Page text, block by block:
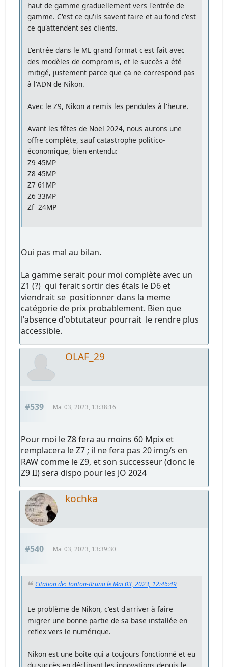
haut de gamme graduellement vers l'entrée de
gamme. C'est ce qu'ils savent faire et au fond c'est
ce qu'attendent ses clients.
L'entrée dans le ML grand format c'est fait avec
des modèles de compromis, et le succès a été
mitigé, justement parce que ça ne correspond pas
à l'ADN de Nikon.
Avec le Z9, Nikon a remis les pendules à l'heure.
Avant les fêtes de Noël 2024, nous aurons une
offre complète, sauf catastrophe politico-
économique, bien entendu:
Z9 45MP
Z8 45MP
Z7 61MP
Z6 33MP
Zf 24MP
Oui pas mal au bilan.
La gamme serait pour moi complète avec un
Z1 (?) qui ferait sortir des étals le D6 et
viendrait se positionner dans la meme
catégorie de prix probablement. Bien que
l'absence d'obtutateur pourrait le rendre plus
accessible.
OLAF_29
#539 Mai 03, 2023, 13:38:16
Pour moi le Z8 fera au moins 60 Mpix et
remplacera le Z7 ; il ne fera pas 20 img/s en
RAW comme le Z9, et son successeur (donc le
Z9 II) sera dispo pour les JO 2024
kochka
#540 Mai 03, 2023, 13:39:30
Citation de: Tonton-Bruno le Mai 03, 2023, 12:46:49
Le problème de Nikon, c'est d'arriver à faire
migrer une bonne partie de sa base installée en
reflex vers le numérique.
Nikon est une boîte qui a toujours fonctionné et eu